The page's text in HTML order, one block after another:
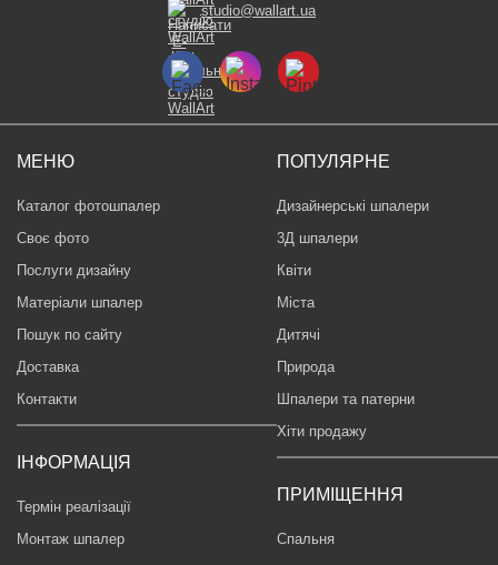
МЕНЮ
Каталог фотошпалер
Своє фото
Послуги дизайну
Матеріали шпалер
Пошук по сайту
Доставка
Контакти
ІНФОРМАЦІЯ
Термін реалізації
Монтаж шпалер
ПОПУЛЯРНЕ
Дизайнерські шпалери
3Д шпалери
Квіти
Міста
Дитячі
Природа
Шпалери та патерни
Хіти продажу
ПРИМІЩЕННЯ
Спальня
studio@wallart.ua